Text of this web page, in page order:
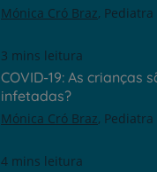
Mónica Cró Braz Pediatra
3 mins leitura
COVID-19: As crianças
infetadas?
Mónica Cró Braz Pediatra
4 mins leitura